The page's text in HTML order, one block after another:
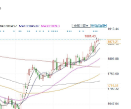
。